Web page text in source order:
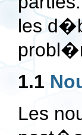
les
1.1
Les